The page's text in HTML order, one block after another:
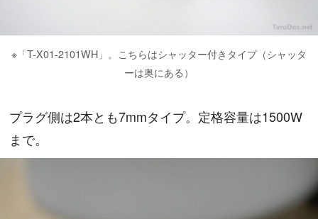
※「T-X01-2101WH」。こちらはシャッター付きタイプ（シャッタ
ーは奥にある）
プラグ側は2本とも7mmタイプ。定格容量は1500W
まで。